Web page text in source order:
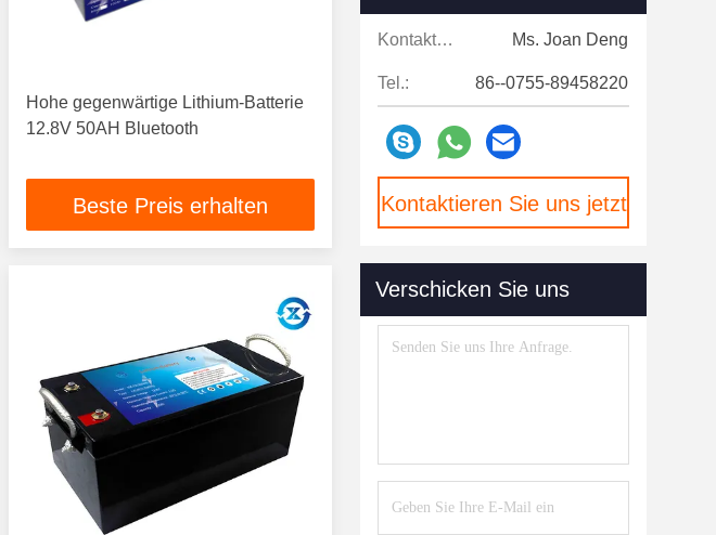
Hohe gegenwärtige Lithium-Batterie
12.8V 50AH Bluetooth
Beste Preis erhalten
Rundzellen LiFePO4(62)
Kontaktpersonen: Ms. Joan Deng
Tel.: 86--0755-89458220
Kontaktieren Sie uns jetzt
Verschicken Sie uns